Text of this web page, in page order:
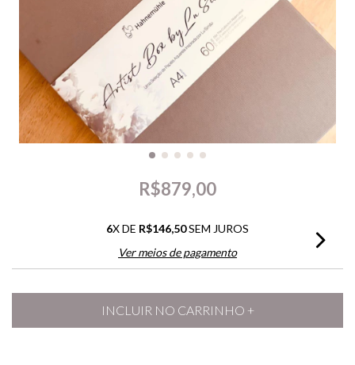
R$879,00
6X DE R$146,50SEM JUROS
Ver meios de pagamento